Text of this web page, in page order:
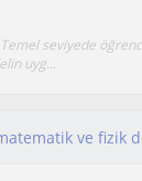
seviyede
uyg...
ve fizik